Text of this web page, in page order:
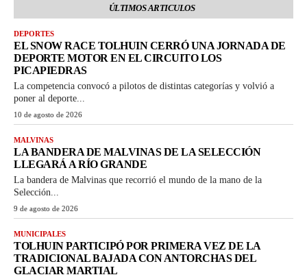
ÚLTIMOS ARTICULOS
DEPORTES
EL SNOW RACE TOLHUIN CERRÓ UNA JORNADA DE
DEPORTE MOTOR EN EL CIRCUITO LOS
PICAPIEDRAS
La competencia convocó a pilotos de distintas categorías y volvió a
poner al deporte...
10 de agosto de 2026
MALVINAS
LA BANDERA DE MALVINAS DE LA SELECCIÓN
LLEGARÁ A RÍO GRANDE
La bandera de Malvinas que recorrió el mundo de la mano de la
Selección...
9 de agosto de 2026
MUNICIPALES
TOLHUIN PARTICIPÓ POR PRIMERA VEZ DE LA
TRADICIONAL BAJADA CON ANTORCHAS DEL
GLACIAR MARTIAL